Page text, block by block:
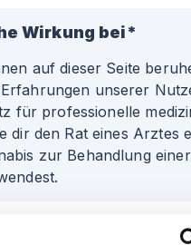
Wirkung bei*
auf dieser Seite
unserer
für professionelle
dir den Rat eines Arztes
zur Behandlung einer
zu